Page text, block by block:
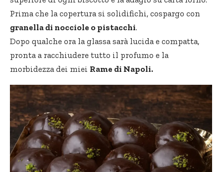
Prima che la copertura si solidifichi, cospargo con
granella di nocciole o pistacchi.
Dopo qualche ora la glassa sarà lucida e compatta,
pronta a racchiudere tutto il profumo e la
morbidezza dei miei Rame di Napoli.